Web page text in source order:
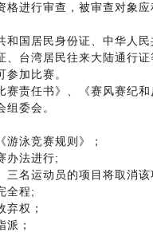
格进行审查，被审查对象
和国居民身份证、中华人
台湾居民往来大陆通行证
参加比赛。
赛责任书》、《赛风赛纪
委会。
游泳竞赛规则》；
办法进行;
三名运动员的项目将取消该
全程;
弃权；
派；